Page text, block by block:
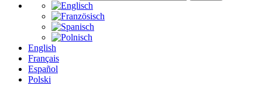
English
Français
Español
Polski